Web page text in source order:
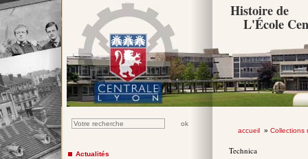
Histoire de
L'École
accueil» Collections
Technica
Actualités